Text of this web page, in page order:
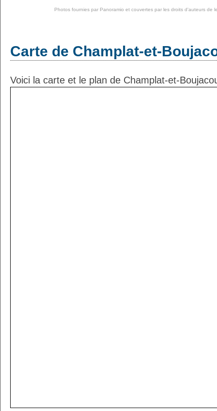
Photos fournies par Panoramio et couvertes par les droits d'auteurs de
Carte de Champlat-et-
Voici la carte et le plan de Champlat-et-